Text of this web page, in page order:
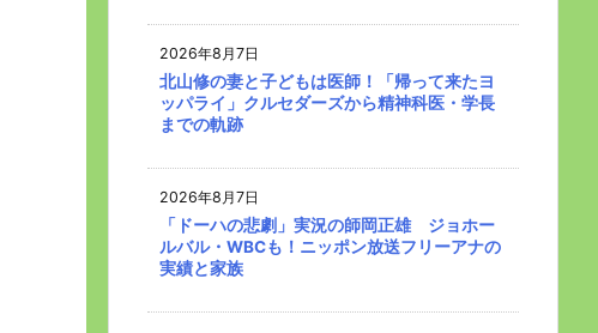
2026年8月7日
北山修の妻と子どもは医師！「帰って来たヨ
ッパライ」クルセダーズから精神科医・学長
までの軌跡
2026年8月7日
「ドーハの悲劇」実況の師岡正雄 ジョホー
ルバル・WBCも！ニッポン放送フリーアナの
実績と家族